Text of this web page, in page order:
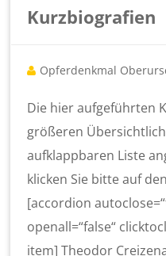
Kurzbiografien
Opferdenkmal
Die hier aufgeführten
größeren
aufklappbaren Liste
klicken Sie bitte auf
[accordion
openall=“false“
item] Theodor